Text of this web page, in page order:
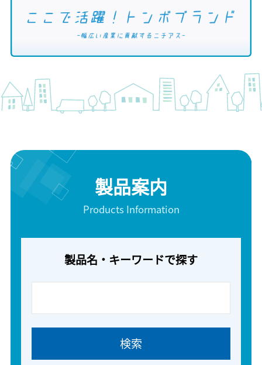
製品案内
Products Information
製品名・キーワードで探す